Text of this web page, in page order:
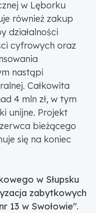
w Lęborku
również zakup
działalności
cyfrowych oraz
nastąpi
Całkowita
4 mln zł, w tym
unijne. Projekt
bieżącego
się na koniec
w Słupsku
zabytkowych
13 w Swołowie".